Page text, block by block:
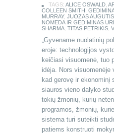
TAGS: ALICE OSWALD
COLLEEN SMITH
MURRAY, JUOZAS AUGUTIS
NOMEDA IR GEDIMINAS
SHARMA TITAS PETRIKIS
„Gyvename nuolatinių
eroje: technologijos
keičiasi visuomenė, tuo
idėja. Nors visuomenėje
kad gerovę ir ekonominį
siauros vieno dalyko
tokių žmonių, kurių
programos, žmonių,
sistema turi suteikti
patiems konstruoti